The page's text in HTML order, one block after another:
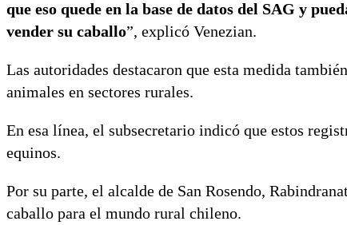
que eso quede en la base de datos del SAG y
vender su caballo”, explicó Venezian.
Las autoridades destacaron que esta medida
animales en sectores rurales.
En esa línea, el subsecretario indicó que estos
equinos.
Por su parte, el alcalde de San Rosendo,
caballo para el mundo rural chileno.